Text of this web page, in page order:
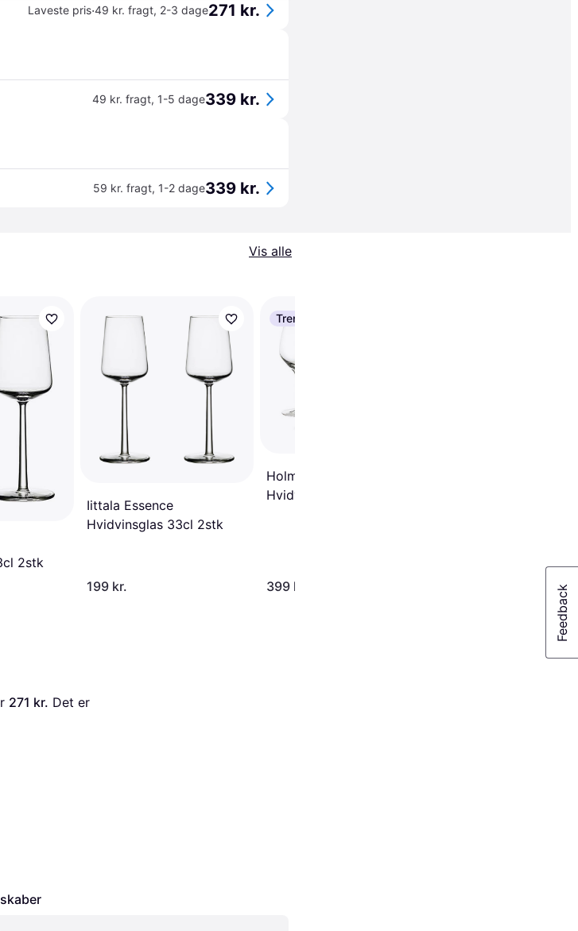
Laveste pris·49 kr. fragt, 2-3 dage271 kr.
49 kr. fragt, 1-5 dage339 kr.
59 kr. fragt, 1-2 dage339 kr.
Vis alle
2stk
Iittala Essence
Hvidvinsglas 33cl 2stk
199 kr.
Trender
Holmegaard Cabernet
Hvidvinsglas 36cl 6stk
399 kr.
271 kr. Det er